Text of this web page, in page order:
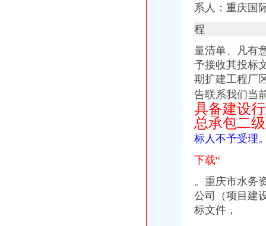
重庆南洋公司到茶园新区管委会可乘坐公交车：345路-重庆公交车网
中国重庆西部国际总部基地茶园新区总部办公区-导购-重庆乐居网
重庆公司变更：实力商家代办茶园新区（经开区）工商注册\变更\注销-
【重庆茶园新区办公室装修公司_小型办公室装修_办公室装修费用】-
【58同城】茶园新区办公室设计_办公室装修公司_办公室装修价格
出租办公室办公家具齐全,面积很大。,重庆南岸茶园新区租房-房
出租办公室办公用品都有直接进来办公,重庆南岸茶园新区租房-房
茶园新区工业化、城市化互动发展的思考doc下载_爱问共享资料
（正在办理）茶园新区LNG气化站办事结果-重庆市城乡建设委员会
系人：重庆国
程
量清单、凡有
予接收其投标
期扩建工程厂
告联系我们当
具备建设
总承包二
标人不予受理
下载“
。重庆市水务
公司（项目建
标文件，